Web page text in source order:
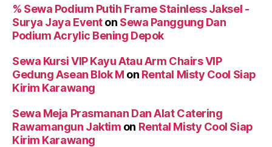
% Sewa Podium Putih Frame Stainless Jaksel -
Surya Jaya Eventon Sewa Panggung Dan
Podium Acrylic Bening Depok
Sewa Kursi VIP Kayu Atau Arm Chairs VIP
Gedung Asean Blok M on Rental Misty Cool Siap
Kirim Karawang
Sewa Meja Prasmanan Dan Alat Catering
Rawamangun Jaktim on Rental Misty Cool Siap
Kirim Karawang